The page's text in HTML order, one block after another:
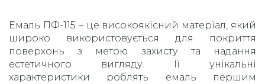
Емаль ПФ-115 – це високоякісний матеріал, який
широко використовується для покриття
поверхонь з метою захисту та надання
естетичного вигляду. Її унікальні
характеристики роблять емаль першим